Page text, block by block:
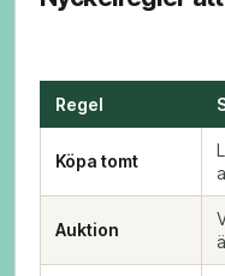
Regel
Köpa tomt
Auktion